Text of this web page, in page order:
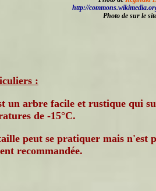
http://
Photo de sur le
:
un arbre facile et rustique qui
de -15°C.
peut se pratiquer mais n'est
recommandée.